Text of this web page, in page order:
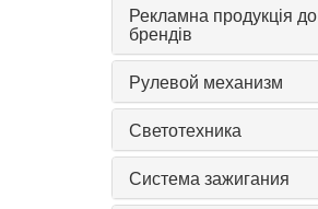
Рекламна продукція до
брендів
Рулевой механизм
Светотехника
Система зажигания